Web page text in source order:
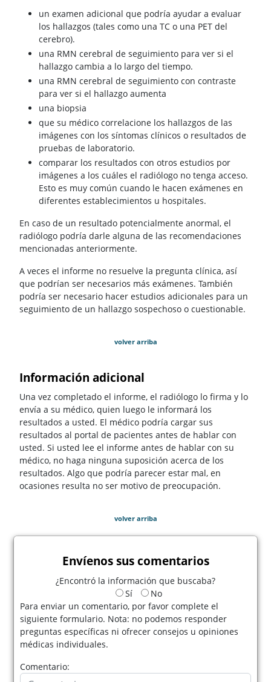
un examen adicional que podría ayudar a evaluar
los hallazgos (tales como una TC o una PET del
cerebro).
una RMN cerebral de seguimiento para ver si el
hallazgo cambia a lo largo del tiempo.
una RMN cerebral de seguimiento con contraste
para ver si el hallazgo aumenta
una biopsia
que su médico correlacione los hallazgos de las
imágenes con los síntomas clínicos o resultados de
pruebas de laboratorio.
comparar los resultados con otros estudios por
imágenes a los cuáles el radiólogo no tenga acceso.
Esto es muy común cuando le hacen exámenes en
diferentes establecimientos u hospitales.
En caso de un resultado potencialmente anormal, el
radiólogo podría darle alguna de las recomendaciones
mencionadas anteriormente.
A veces el informe no resuelve la pregunta clínica, así
que podrían ser necesarios más exámenes. También
podría ser necesario hacer estudios adicionales para un
seguimiento de un hallazgo sospechoso o cuestionable.
volver arriba
Información adicional
Una vez completado el informe, el radiólogo lo firma y lo
envía a su médico, quien luego le informará los
resultados a usted. El médico podría cargar sus
resultados al portal de pacientes antes de hablar con
usted. Si usted lee el informe antes de hablar con su
médico, no haga ninguna suposición acerca de los
resultados. Algo que podría parecer estar mal, en
ocasiones resulta no ser motivo de preocupación.
volver arriba
Envíenos sus comentarios
¿Encontró la información que buscaba?
Sí
No
Para enviar un comentario, por favor complete el
siguiente formulario. Nota: no podemos responder
preguntas específicas ni ofrecer consejos u opiniones
médicas individuales.
Comentario: